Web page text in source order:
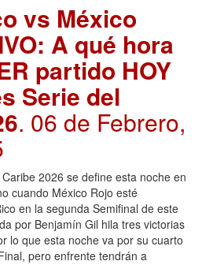
vs México
A qué hora
partido HOY
Serie del
. 06 de Febrero,
2026 se define esta noche en
cuando México Rojo esté
en la segunda Semifinal de este
por Benjamín Gil hila tres victorias
lo que esta noche va por su cuarto
pero enfrente tendrán a